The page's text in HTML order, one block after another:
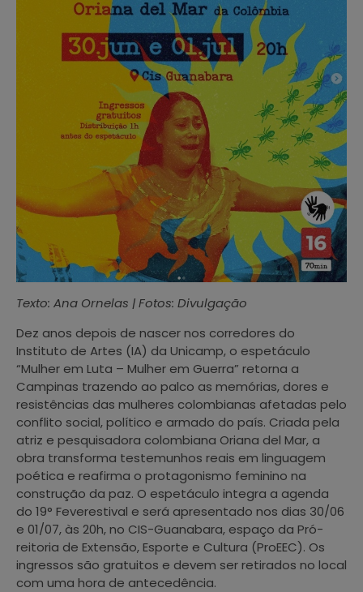
Texto: Ana Ornelas | Fotos: Divulgação
Dez anos depois de nascer nos corredores do
Instituto de Artes (IA) da Unicamp, o espetáculo
“Mulher em Luta – Mulher em Guerra” retorna a
Campinas trazendo ao palco as memórias, dores e
resistências das mulheres colombianas afetadas pelo
conflito social, político e armado do país. Criada pela
atriz e pesquisadora colombiana Oriana del Mar, a
obra transforma testemunhos reais em linguagem
poética e reafirma o protagonismo feminino na
construção da paz. O espetáculo integra a agenda
do 19° Feverestival e será apresentado nos dias 30/06
e 01/07, às 20h, no CIS-Guanabara, espaço da Pró-
reitoria de Extensão, Esporte e Cultura (ProEEC). Os
ingressos são gratuitos e devem ser retirados no local
com uma hora de antecedência.